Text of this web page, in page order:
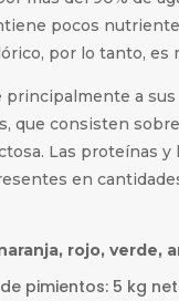
pocos
por lo tanto, es
principalmente a sus
que consisten
Las proteínas y
en
rojo, verde,
pimientos: 5 kg